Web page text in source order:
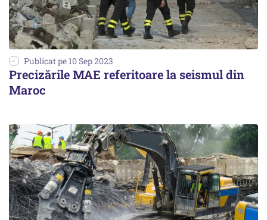
Publicat pe 10 Sep 2023
Precizările MAE referitoare la seismul din
Maroc